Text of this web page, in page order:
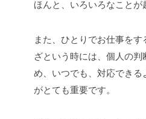
ほんと、いろいろなことが
また、ひとりでお仕事を
ざという時には、個人の判
め、いつでも、対応できる
がとても重要です。